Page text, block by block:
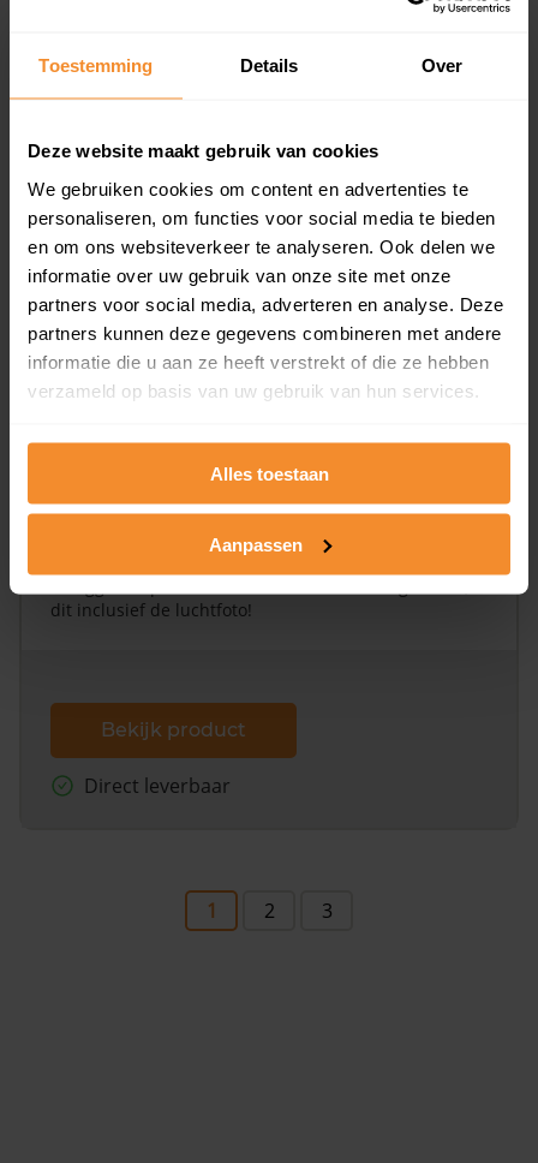
Toestemming Details Over
Deze website maakt gebruik van cookies
We gebruiken cookies om content en advertenties te
personaliseren, om functies voor social media te bieden
en om ons websiteverkeer te analyseren. Ook delen we
informatie over uw gebruik van onze site met onze
partners voor social media, adverteren en analyse. Deze
partners kunnen deze gegevens combineren met andere
informatie die u aan ze heeft verstrekt of die ze hebben
verzameld op basis van uw gebruik van hun services.
Alles toestaan
Aanpassen
Koopsommenoverzicht (1 jaar gratis
Inclusief 1 jaar gratis updates
en koopdatum) binnen een postcodegebied. Dit
koopsommen.
Bekijk product
Direct leverbaar
Kadastrale kaart pakket
Alleen globale ligging perceel
dit inclusief de luchtfoto!
Bekijk product
Direct leverbaar
1 2 3